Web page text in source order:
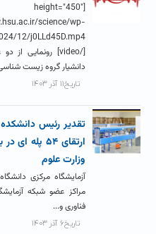
science/wp-
[/video] رونمایی از دو عنوان کتاب:
دانشیار گروه زیست
تاریخ۱۱ آذر ۱۴۰۳
تقدیر رئیس
ارتقای ۵۴
وزارت علوم
آزمایشگاه مرکزی
مراکز عضو شبکه
فناوری و...
تاریخ۶ آذر ۱۴۰۳